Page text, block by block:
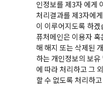
인정보를 제3자 에게
처리결과를 제3자에
이 이루어지도록 하겠
퓨처메인은 이용자
해 해지 또는 삭제된
하는 개인정보의 보
에 따라 처리하고 그
할 수 없도록 처리하